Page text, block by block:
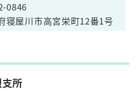
0846
寝屋川市高宮栄町12番1号
所